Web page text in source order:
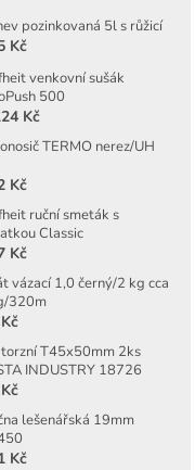
pozinkovaná 5l s růžicí
Kč
venkovní sušák
500
Kč
TERMO nerez/UH
Kč
ruční smeták s
Classic
Kč
vázací 1,0 černý/2 kg cca
320m
T45x50mm 2ks
INDUSTRY 18726
lešenářská 19mm
Kč